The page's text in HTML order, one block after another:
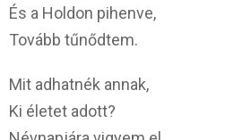
És a Holdon pihenve,
Tovább tűnődtem.
Mit adhatnék annak,
Ki életet adott?